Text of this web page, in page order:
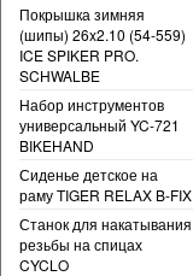
Покрышка зимняя
(шипы) 26x2.10 (54-559)
ICE SPIKER PRO.
SCHWALBE
Набор инструментов
универсальный YC-721
BIKEHAND
Сиденье детское на
раму TIGER RELAX B-FIX
Станок для накатывания
резьбы на спицах
CYCLO